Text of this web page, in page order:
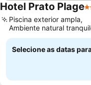
Hotel Prato Plage3
Piscina exterior ampla,
Ambiente natural
Selecione as datas